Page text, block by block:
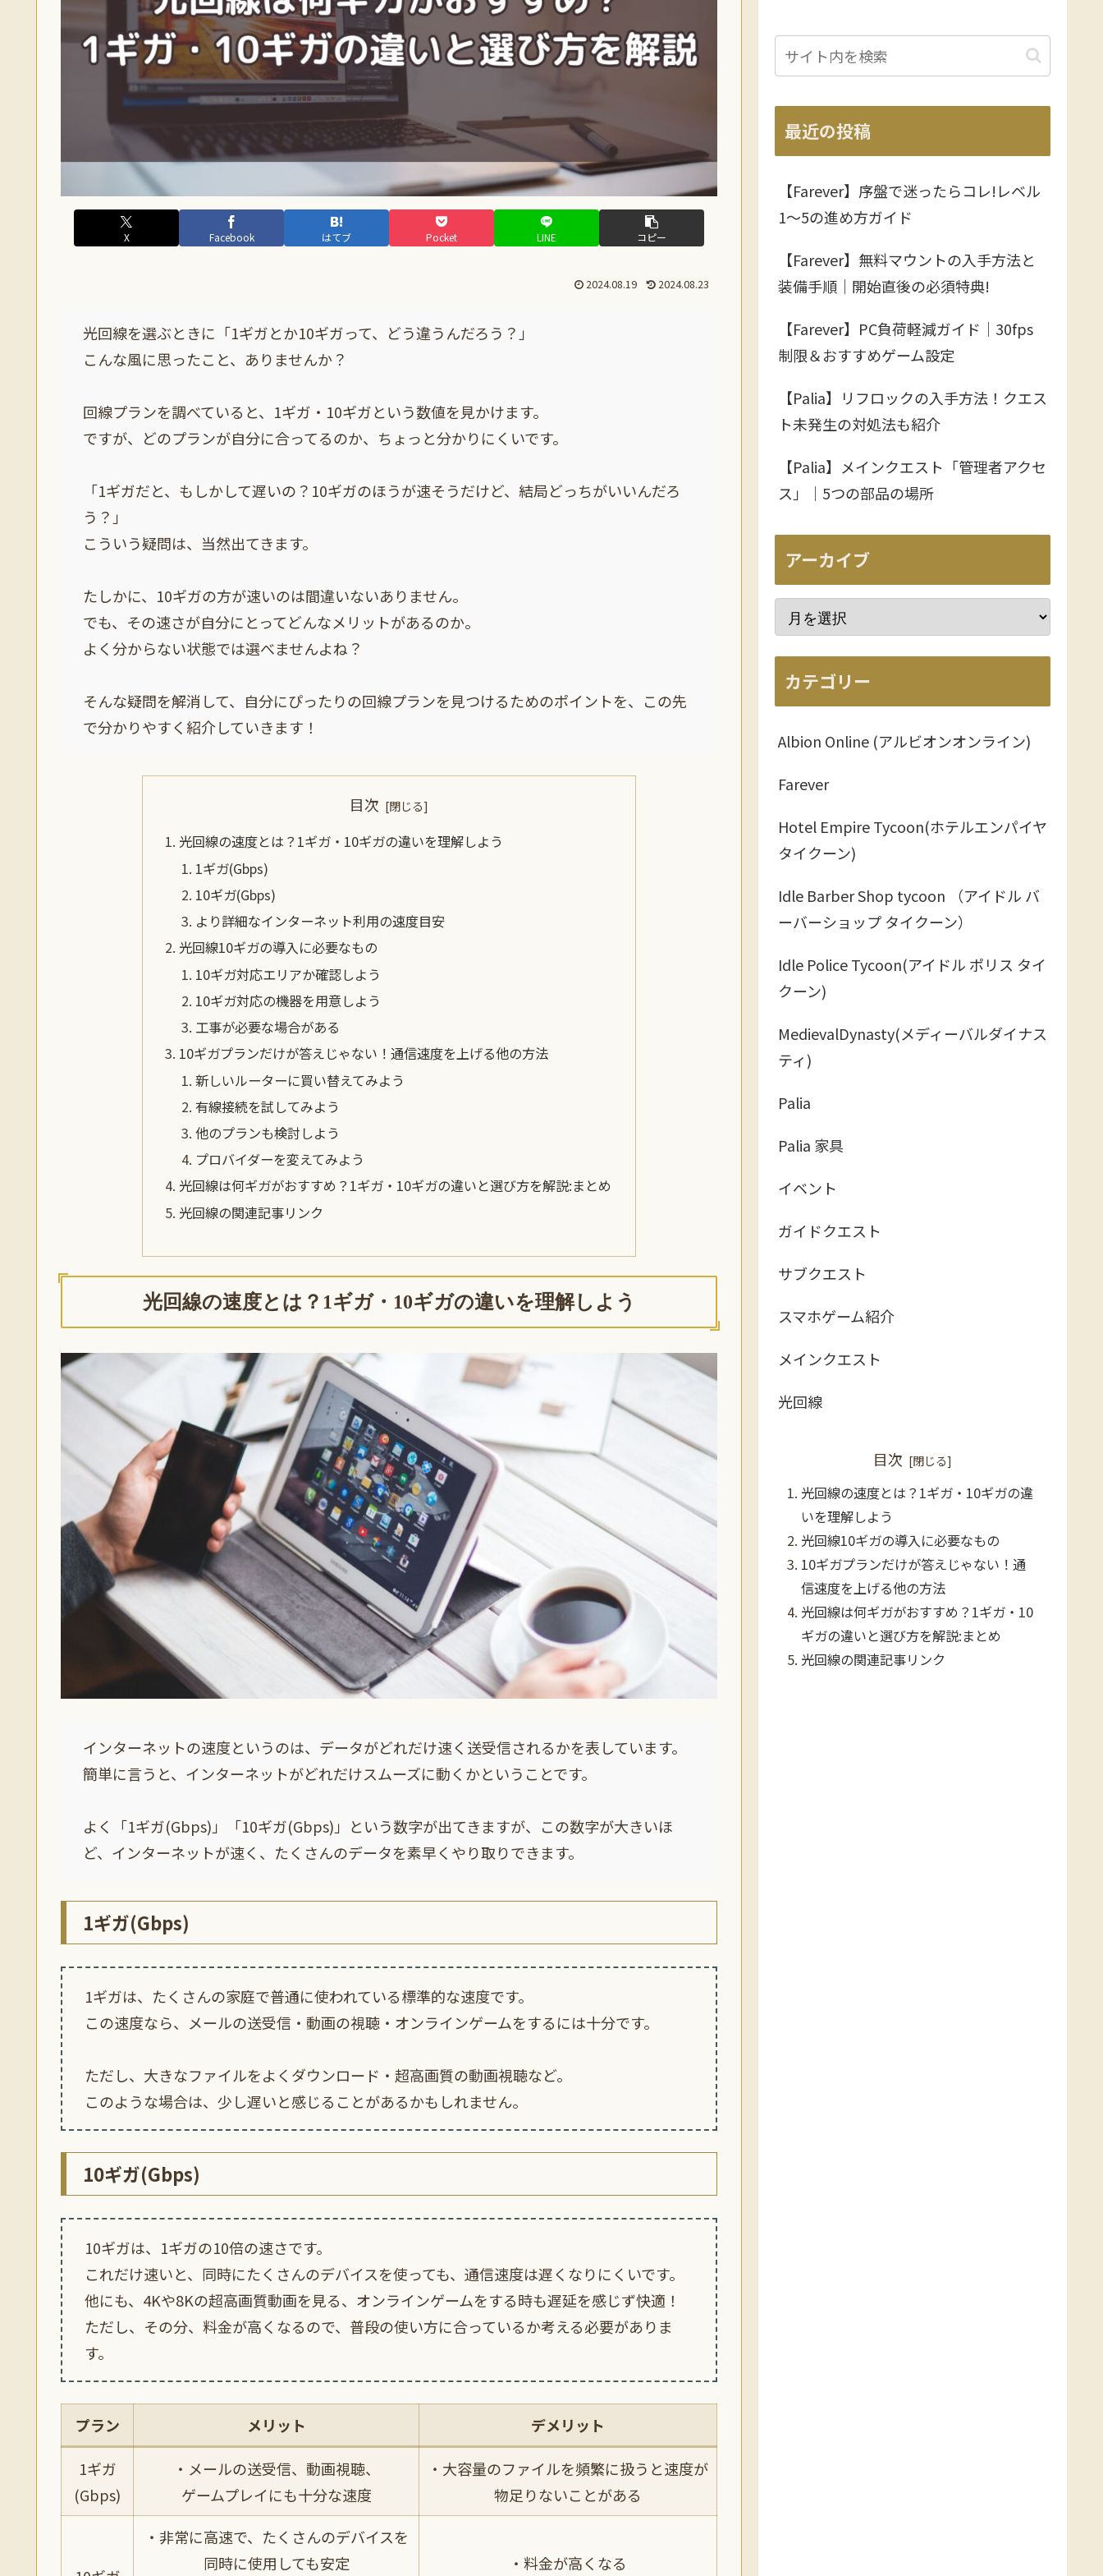
X Facebook はてブ Pocket LINE コピー
2024.08.19 2024.08.23
光回線を選ぶときに「1ギガとか10ギガって、どう違うんだろう？」
こんな風に思ったこと、ありませんか？
回線プランを調べていると、1ギガ・10ギガという数値を見かけます。
ですが、どのプランが自分に合ってるのか、ちょっと分かりにくいです。
「1ギガだと、もしかして遅いの？10ギガのほうが速そうだけど、結局どっちがいいんだろ
う？」
こういう疑問は、当然出てきます。
たしかに、10ギガの方が速いのは間違いないありません。
でも、その速さが自分にとってどんなメリットがあるのか。
よく分からない状態では選べませんよね？
そんな疑問を解消して、自分にぴったりの回線プランを見つけるためのポイントを、この先
で分かりやすく紹介していきます！
目次
光回線の速度とは？1ギガ・10ギガの違いを理解しよう
1ギガ(Gbps)
10ギガ(Gbps)
より詳細なインターネット利用の速度目安
光回線10ギガの導入に必要なもの
10ギガ対応エリアか確認しよう
10ギガ対応の機器を用意しよう
工事が必要な場合がある
10ギガプランだけが答えじゃない！通信速度を上げる他の方法
新しいルーターに買い替えてみよう
有線接続を試してみよう
他のプランも検討しよう
プロバイダーを変えてみよう
光回線は何ギガがおすすめ？1ギガ・10ギガの違いと選び方を解説:まとめ
光回線の関連記事リンク
光回線の速度とは？1ギガ・10ギガの違いを理解しよう
インターネットの速度というのは、データがどれだけ速く送受信されるかを表しています。
簡単に言うと、インターネットがどれだけスムーズに動くかということです。
よく「1ギガ(Gbps)」「10ギガ(Gbps)」という数字が出てきますが、この数字が大きいほ
ど、インターネットが速く、たくさんのデータを素早くやり取りできます。
1ギガ(Gbps)
1ギガは、たくさんの家庭で普通に使われている標準的な速度です。
この速度なら、メールの送受信・動画の視聴・オンラインゲームをするには十分です。
ただし、大きなファイルをよくダウンロード・超高画質の動画視聴など。
このような場合は、少し遅いと感じることがあるかもしれません。
10ギガ(Gbps)
10ギガは、1ギガの10倍の速さです。
これだけ速いと、同時にたくさんのデバイスを使っても、通信速度は遅くなりにくいです。
他にも、4Kや8Kの超高画質動画を見る、オンラインゲームをする時も遅延を感じず快適！
ただし、その分、料金が高くなるので、普段の使い方に合っているか考える必要がありま
す。
プラン メリット デメリット
1ギガ
(Gbps)
・メールの送受信、動画視聴、
ゲームプレイにも十分な速度
・大容量のファイルを頻繁に扱うと速度が
物足りないことがある
・非常に高速で、たくさんのデバイスを
同時に使用しても安定
・料金が高くなる
最近の投稿
【Farever】序盤で迷ったらコレ!レベル
1〜5の進め方ガイド
【Farever】無料マウントの入手方法と
装備手順｜開始直後の必須特典!
【Farever】PC負荷軽減ガイド｜30fps
制限＆おすすめゲーム設定
【Palia】リフロックの入手方法！クエス
ト未発生の対処法も紹介
【Palia】メインクエスト「管理者アクセ
ス」｜5つの部品の場所
アーカイブ
カテゴリー
Albion Online (アルビオンオンライン)
Farever
Hotel Empire Tycoon(ホテルエンパイヤ
タイクーン)
Idle Barber Shop tycoon （アイドル バ
ーバーショップ タイクーン）
Idle Police Tycoon(アイドル ポリス タイ
クーン)
MedievalDynasty(メディーバルダイナス
ティ)
Palia
Palia 家具
イベント
ガイドクエスト
サブクエスト
スマホゲーム紹介
メインクエスト
光回線
目次
光回線の速度とは？1ギガ・10ギガの違
いを理解しよう
光回線10ギガの導入に必要なもの
10ギガプランだけが答えじゃない！通
信速度を上げる他の方法
光回線は何ギガがおすすめ？1ギガ・10
ギガの違いと選び方を解説:まとめ
光回線の関連記事リンク